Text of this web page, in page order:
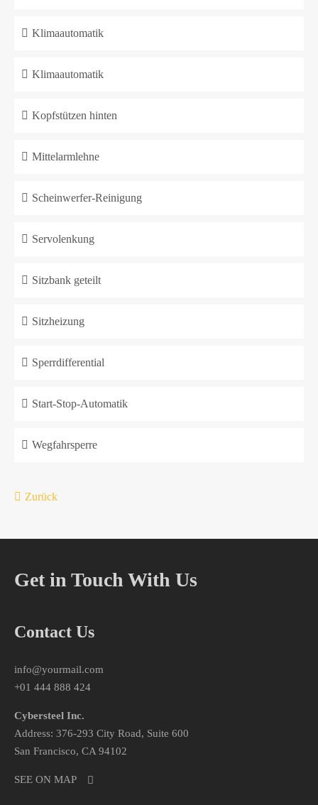
Klimaautomatik
Klimaautomatik
Kopfstützen hinten
Mittelarmlehne
Scheinwerfer-Reinigung
Servolenkung
Sitzbank geteilt
Sitzheizung
Sperrdifferential
Start-Stop-Automatik
Wegfahrsperre
Zurück
Get in Touch With Us
Contact Us
info@yourmail.com
+01 444 888 424
Cybersteel Inc.
Address: 376-293 City Road, Suite 600
San Francisco, CA 94102
SEE ON MAP